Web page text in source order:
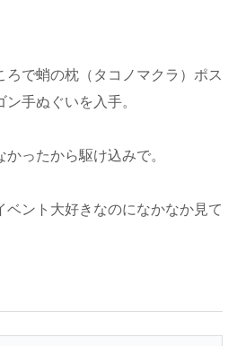
ろで蛸の枕（タコノマクラ）ポス
ン手ぬぐいを入手。
ったから駆け込みで。
ベント大好きなのになかなか見て